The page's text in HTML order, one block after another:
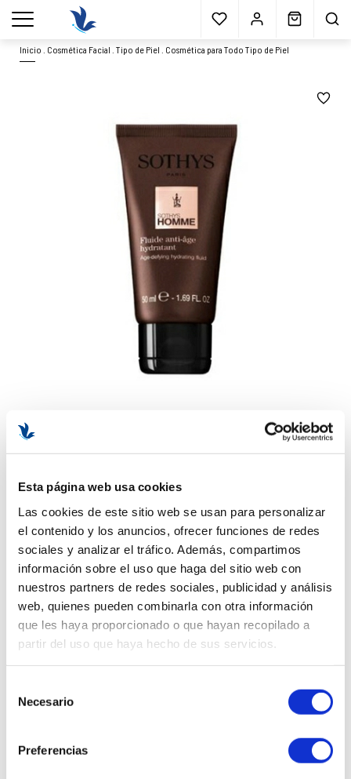
Esta página web usa cookies
Las cookies de este sitio web se usan para personalizar
el contenido y los anuncios, ofrecer funciones de redes
sociales y analizar el tráfico. Además, compartimos
información sobre el uso que haga del sitio web con
nuestros partners de redes sociales, publicidad y análisis
web, quienes pueden combinarla con otra información
que les haya proporcionado o que hayan recopilado a
partir del uso que haya hecho de sus servicios.
Necesario
Preferencias
Envío gratisa partir 40€* Muestras gratis Blog
menu
Inicio Cosmética Facial .Tipo de Piel Cosmética para Todo Tipo de Piel
Fluide Anti-âge Hydratant | Fluido Antiedad 50ml
SOTHYS Ver más
Fluido hidratante rejuvenecedor para hombre
de Sothys
Fluido 2 en 1: hidrata la piel a diario y lucha contra la aparición de los
signos de la edad.
Proporciona una piel cómoda, en plena forma y visiblemente más
joven, disminuyendo la profundidad de las arrugas. Además, refuerza
la barrera de protección natural y mantiene una tasa de hidratación
óptima.
Ups, este producto ha sido